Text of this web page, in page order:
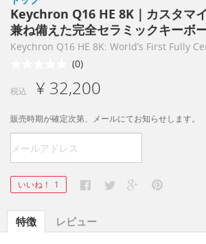
Keychron Q16 HE 8K｜カスタマ
兼ね備えた完全セラミックキーボ
Keychron Q16 HE 8K: World’s First Fully
(0)
税込 ¥ 32,200
販売時期が確定次第、メールにてお知らせします。
いいね！ 1
特徴 レビュー